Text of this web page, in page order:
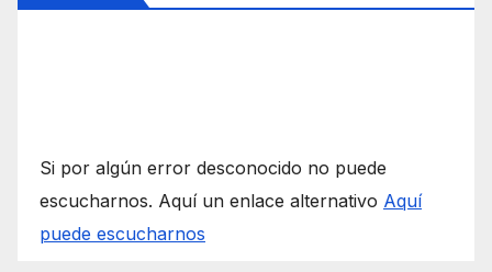
Si por algún error desconocido no puede
escucharnos. Aquí un enlace alternativo Aquí
puede escucharnos